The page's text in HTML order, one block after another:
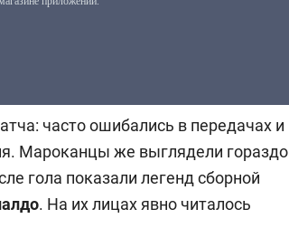
часто ошибались в передачах и
Мароканцы же выглядели гораздо
гола показали легенд сборной
. На их лицах явно читалось